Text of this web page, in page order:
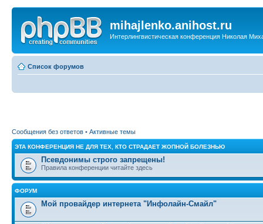
mihajlenko.anihost.ru
Интерлингвистическая конференция Николая
Список форумов
Сообщения без ответов • Активные темы
ЭТА КОНФЕРЕНЦИЯ НЕ ДЛЯ ТЕХ, КТО СТРАДАЕТ ЖОПНОЙ БОЛЕЗНЬЮ
Псевдонимы строго запрещены!
Правила конференции читайте здесь
ФОРУМ
Мой провайдер интернета "Инфолайн-Смайл"